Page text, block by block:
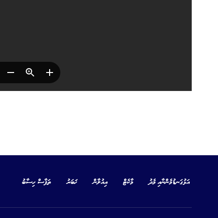
އަޅުގަނޑުމެންނާއި މެދު މާކެޓް އިއުލާން ޚަބަރު ތަފާސް ހިސާބު